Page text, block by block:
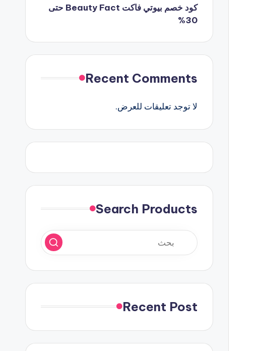
كود خصم بيوتي فاكت Beauty Fact حتى
30%
Recent Comments
لا توجد تعليقات للعرض.
Search Products
Recent Post